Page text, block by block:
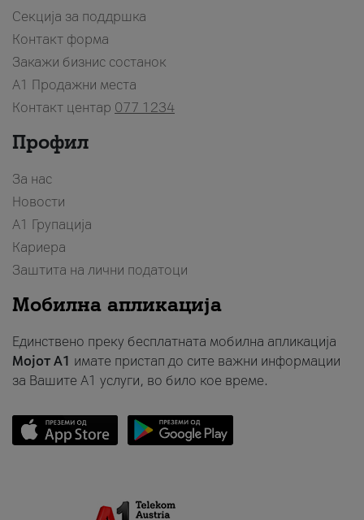
Секција за поддршка
Контакт форма
Закажи бизнис состанок
A1 Продажни места
Контакт центар 077 1234
Профил
За нас
Новости
А1 Групација
Кариера
Заштита на лични податоци
Мобилна апликација
Единствено преку бесплатната мобилна апликација
Мојот A1 имате пристап до сите важни информации
за Вашите A1 услуги, во било кое време.